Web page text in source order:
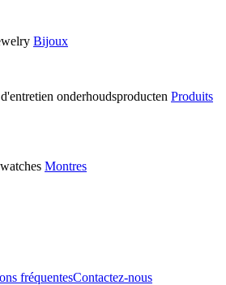
Bijoux
Produits
Montres
fréquentesContactez-nous